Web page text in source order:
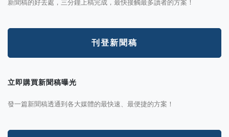
新聞稿的好去處，三分鐘上稿完成，最快接觸最多讀者的方案！
刊登新聞稿
立即購買新聞稿曝光
發一篇新聞稿透通到各大媒體的最快速、最便捷的方案！